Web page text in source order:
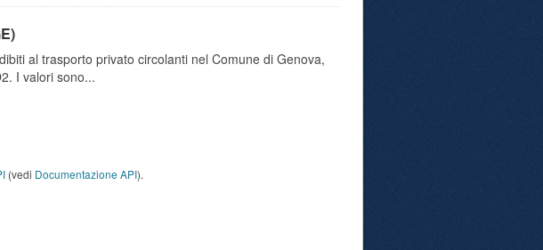
al trasporto privato circolanti nel Comune di Genova,
I valori sono...
(vedi Documentazione API).